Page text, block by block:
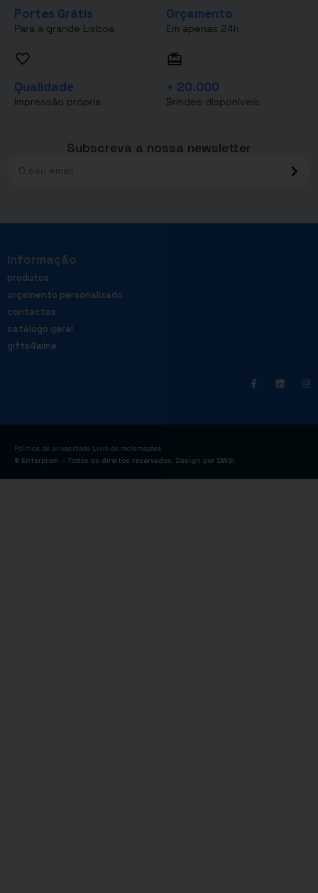
Portes Grátis
Para a grande Lisboa
Orçamento
Em apenas 24h
Qualidade
Impressão própria
+ 20.000
Brindes disponíveis
Subscreva a nossa newsletter
Informação
produtos
orçamento personalizado
contactos
catálogo geral
gifts4wine
Política de privacidade Livro de reclamações
© Enterprom – Todos os direitos reservados. Design por DWSI.